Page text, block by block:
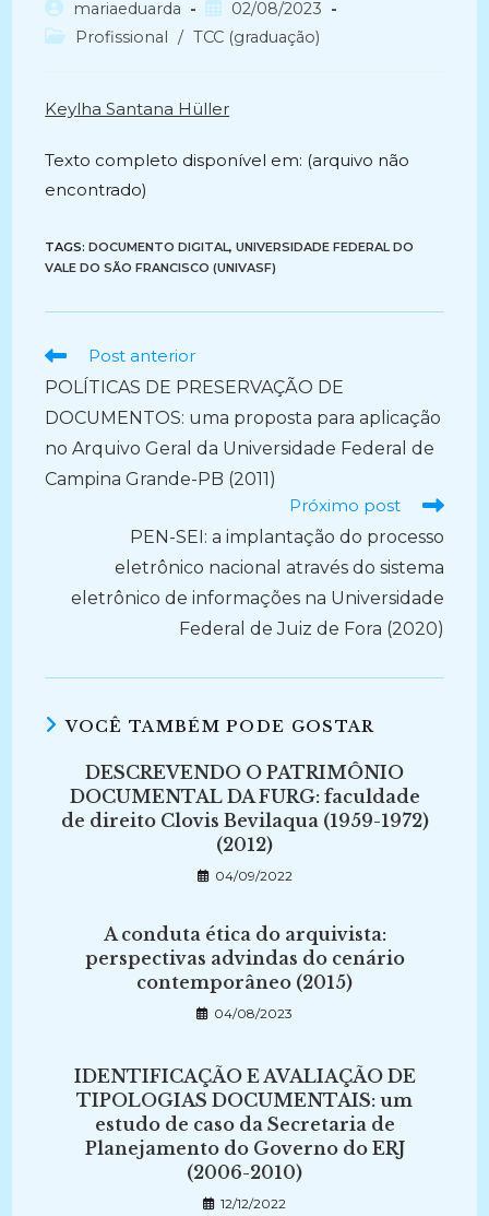
Autor
do
mariaeduarda
Post
publicado:
02/08/2023
Categoria
Profissional / TCC (graduação)
Keylha Santana Hüller
Texto completo disponível em: (arquivo não
encontrado)
TAGS:DOCUMENTO DIGITAL, UNIVERSIDADE FEDERAL DO
VALE DO SÃO FRANCISCO (UNIVASF)
Ler
artigos
Post anterior
POLÍTICAS DE PRESERVAÇÃO DE
DOCUMENTOS: uma proposta para aplicação
no Arquivo Geral da Universidade Federal de
Campina Grande-PB (2011)
Próximo post
PEN-SEI: a implantação do processo
eletrônico nacional através do sistema
eletrônico de informações na Universidade
Federal de Juiz de Fora (2020)
VOCÊ TAMBÉM PODE GOSTAR
DESCREVENDO O PATRIMÔNIO
DOCUMENTAL DA FURG: faculdade
de direito Clovis Bevilaqua (1959-1972)
(2012)
04/09/2022
A conduta ética do arquivista:
perspectivas advindas do cenário
contemporâneo (2015)
04/08/2023
IDENTIFICAÇÃO E AVALIAÇÃO DE
TIPOLOGIAS DOCUMENTAIS: um
estudo de caso da Secretaria de
Planejamento do Governo do ERJ
(2006-2010)
12/12/2022